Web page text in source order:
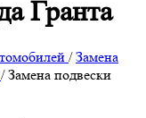
Гранта
/Замена
/Замена подвески